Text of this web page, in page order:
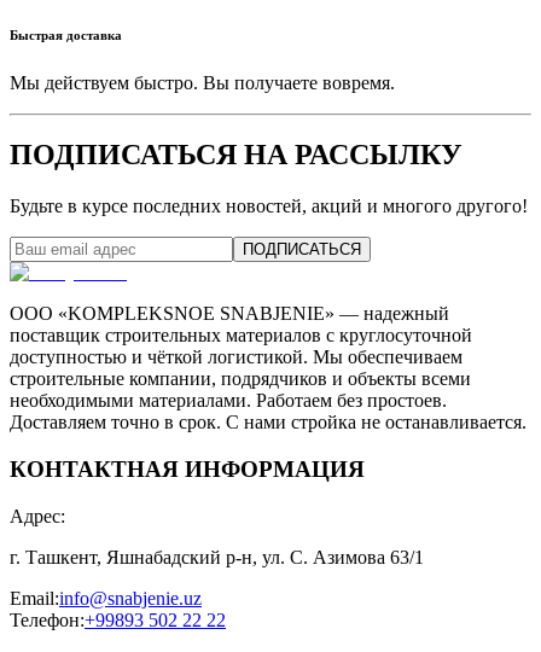
Быстрая доставка
Мы действуем быстро. Вы получаете вовремя.
ПОДПИСАТЬСЯ НА РАССЫЛКУ
Будьте в курсе последних новостей, акций и многого другого!
ПОДПИСАТЬСЯ
ООО «KOMPLEKSNOE SNABJENIE» — надежный
поставщик строительных материалов с круглосуточной
доступностью и чёткой логистикой. Мы обеспечиваем
строительные компании, подрядчиков и объекты всеми
необходимыми материалами. Работаем без простоев.
Доставляем точно в срок. С нами стройка не останавливается.
КОНТАКТНАЯ ИНФОРМАЦИЯ
Адрес:
г. Ташкент, Яшнабадский р-н, ул. С. Азимова 63/1
Email:info@snabjenie.uz
Телефон:+99893 502 22 22